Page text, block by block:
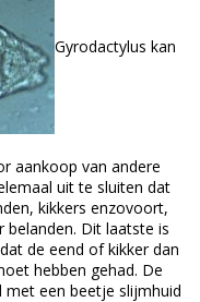
Gyrodactylus kan
aankoop van andere
uit te sluiten dat
kikkers enzovoort,
belanden. Dit laatste is
de eend of kikker dan
hebben gehad. De
een beetje slijmhuid